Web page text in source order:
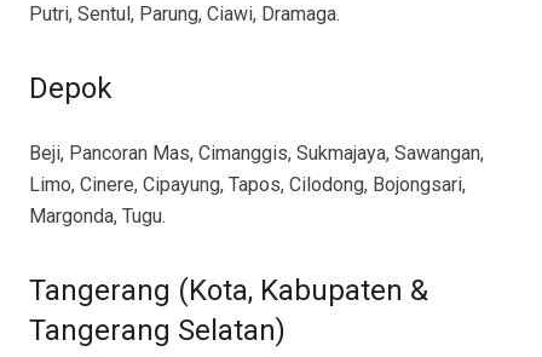
Putri, Sentul, Parung, Ciawi, Dramaga.
Depok
Beji, Pancoran Mas, Cimanggis, Sukmajaya, Sawangan,
Limo, Cinere, Cipayung, Tapos, Cilodong, Bojongsari,
Margonda, Tugu.
Tangerang (Kota, Kabupaten &
Tangerang Selatan)